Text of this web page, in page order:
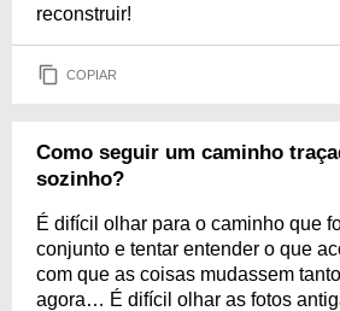
reconstruir!
COPIAR
Como seguir um caminho
sozinho?
É difícil olhar para o caminho que
conjunto e tentar entender o que
com que as coisas mudassem
agora… É difícil olhar as fotos